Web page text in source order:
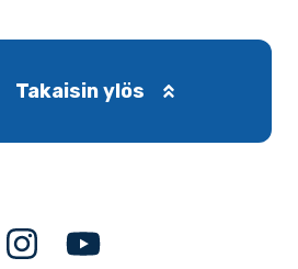
Takaisin ylös
FacebookInstagram